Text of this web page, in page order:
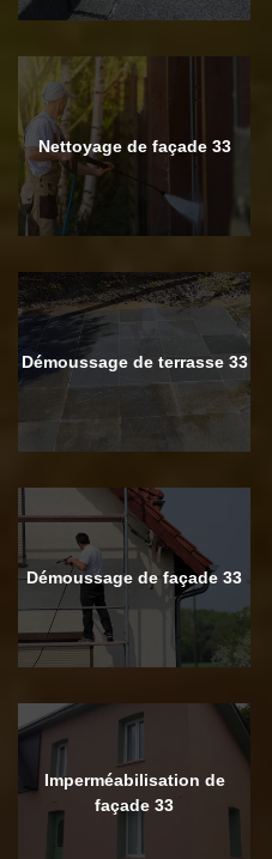
Nettoyage de façade 33
Démoussage de terrasse 33
Démoussage de façade 33
Imperméabilisation de
façade 33